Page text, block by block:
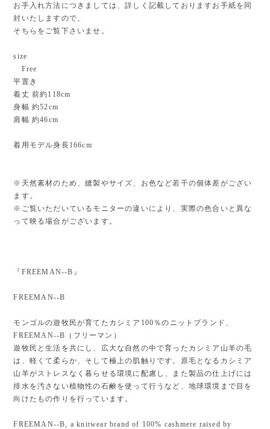
お手入れ方法につきましては、詳しく記載しておりますお手紙を同
封いたしますので、
そちらをご覧下さいませ。
size
Free
平置き
着丈 前約118cm
身幅 約52cm
肩幅 約46cm
着用モデル身長166cm
※天然素材のため、縫製やサイズ、お色など若干の個体差がござい
ます。
※ご覧いただいているモニターの違いにより、実際の色合いと異な
って映る場合がございます。
『FREEMAN--B』
FREEMAN--B
モンゴルの遊牧民が育てたカシミア100％のニットブランド、
FREEMAN--B（フリーマン）
遊牧民と生活を共にし、広大な自然の中で育ったカシミア山羊の毛
は、軽くて柔らか、そして極上の肌触りです。原毛となるカシミア
山羊がストレスなく暮らせる環境に配慮し、また製品の仕上げには
排水を汚さない植物性の石鹸を使って行うなど、地球環境まで目を
向けたもの作りを行っています。
FREEMAN--B, a knitwear brand of 100% cashmere raised by